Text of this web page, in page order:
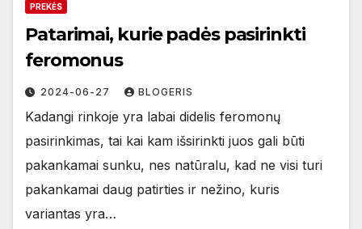
PREKĖS
Patarimai, kurie padės pasirinkti
feromonus
2024-06-27 BLOGERIS
Kadangi rinkoje yra labai didelis feromonų
pasirinkimas, tai kai kam išsirinkti juos gali būti
pakankamai sunku, nes natūralu, kad ne visi turi
pakankamai daug patirties ir nežino, kuris
variantas yra…